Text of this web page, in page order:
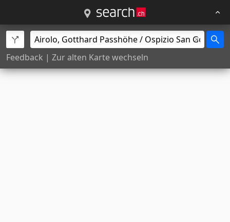
Feedback | Zur alten Karte wechseln